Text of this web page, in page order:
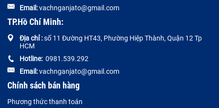
Email:vachnganjato@gmail.com
TP.Hồ Chí Minh:
Địa chỉ :số 11 Đường HT43, Phường Hiệp Thành, Quận 12 Tp
HCM
Hotline: 0981.539.292
Email:vachnganjato@gmail.com
Chính sách bán hàng
Phương thức thanh toán